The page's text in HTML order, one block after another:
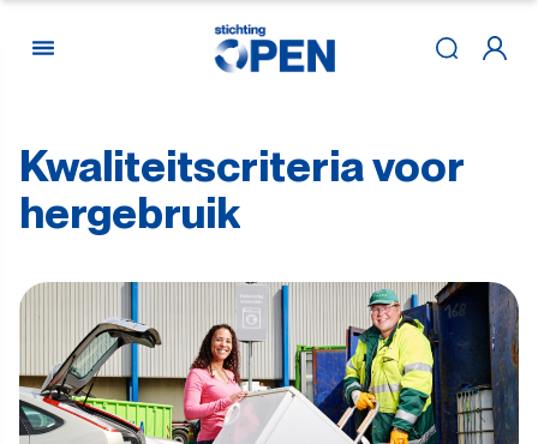
Skip to content
Kwaliteitscriteriavoor
hergebruik